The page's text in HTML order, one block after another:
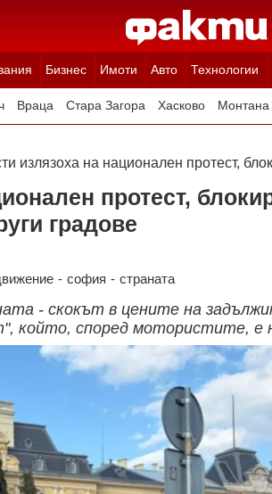
Бизнес Имоти Авто Технологии
Враца Стара Загора Хасково Монтана
излязоха на национален протест,
протест,
градове
- софия - страната
- скокът в цените на
който, според мотористите, е